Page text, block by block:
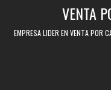
VENTA
EMPRESA LIDER EN VENTA POR